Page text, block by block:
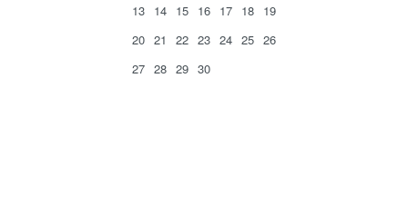
13 14 15 16 17 18 19
20 21 22 23 24 25 26
27 28 29 30